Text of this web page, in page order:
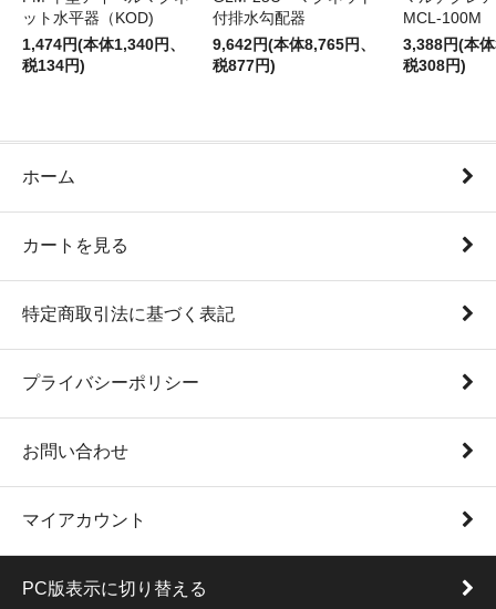
ット水平器（KOD)
1,474円(本体1,340円、
税134円)
付排水勾配器
9,642円(本体8,765円、
税877円)
MCL-100M
3,388円(本
税308円)
ホーム
カートを見る
特定商取引法に基づく表記
プライバシーポリシー
お問い合わせ
マイアカウント
PC版表示に切り替える